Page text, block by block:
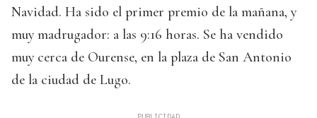
Navidad. Ha sido el primer premio de la mañana, y
muy madrugador: a las 9:16 horas. Se ha vendido
muy cerca de Ourense, en la plaza de San Antonio
de la ciudad de Lugo.